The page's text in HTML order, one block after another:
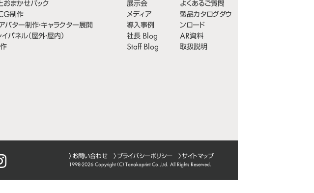
おまかせパック
制作
バター制作・キャラクター展開
パネル（屋外・屋内）
展示会
メディア
導入事例
社長 Blog
Staff Blog
よくあるご質問
製品カタログダウ
ンロード
AR資料
取扱説明
〉 お問い合わせ 〉 プライバシーポリシー 〉サイトマップ
1998-2026 Copyright (C) Tanakaprint Co.,Ltd. All Rights Reserved.